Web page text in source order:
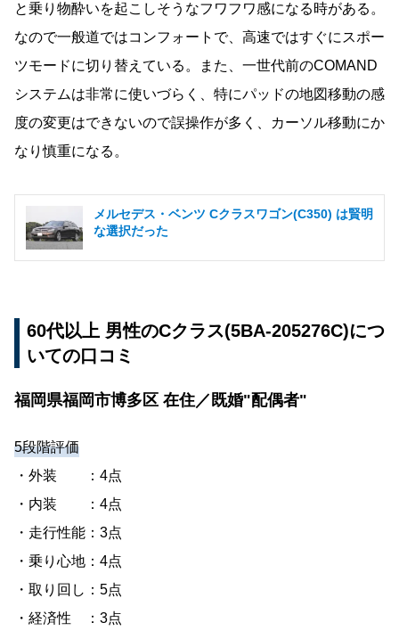
と乗り物酔いを起こしそうなフワフワ感になる時がある。
なので一般道ではコンフォートで、高速ではすぐにスポー
ツモードに切り替えている。また、一世代前のCOMAND
システムは非常に使いづらく、特にパッドの地図移動の感
度の変更はできないので誤操作が多く、カーソル移動にか
なり慎重になる。
メルセデス・ベンツ Cクラスワゴン(C350) は賢明
な選択だった
60代以上 男性のCクラス(5BA-205276C)につ
いての口コミ
福岡県福岡市博多区 在住／既婚"配偶者"
5段階評価
・外装 ：4点
・内装 ：4点
・走行性能：3点
・乗り心地：4点
・取り回し：5点
・経済性 ：3点